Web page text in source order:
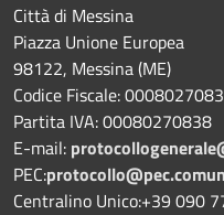
Città di Messina
Piazza Unione Europea
98122, Messina (ME)
Codice Fiscale:
Partita IVA: 00080270838
E-mail:
PEC:
Centralino Unico:+39 090